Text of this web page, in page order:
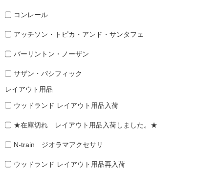
コンレール
アッチソン・トピカ・アンド・サンタフェ
バーリントン・ノーザン
サザン・パシフィック
レイアウト用品
ウッドランド レイアウト用品入荷
★在庫切れ レイアウト用品入荷しました。★
N-train ジオラマアクセサリ
ウッドランド レイアウト用品再入荷